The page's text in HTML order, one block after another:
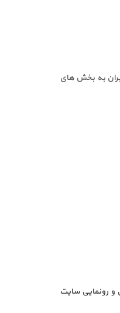
به بخش های
و رونمایی سایت